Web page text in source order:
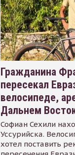
Гражданина
пересекал
велосипеде,
Дальнем
Софиан Сехили
Уссурийска.
хотел поставить